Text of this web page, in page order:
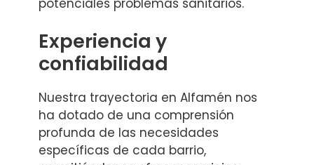
potenciales problemas sanitarios.
Experiencia y
confiabilidad
Nuestra trayectoria en Alfamén nos
ha dotado de una comprensión
profunda de las necesidades
específicas de cada barrio,